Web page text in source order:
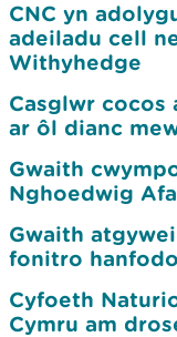
CNC yn
adeiladu cell
Withyhedge
Casglwr
ar ôl dianc
Gwaith
Nghoedwig
Gwaith
fonitro
Cyfoeth
Cymru am